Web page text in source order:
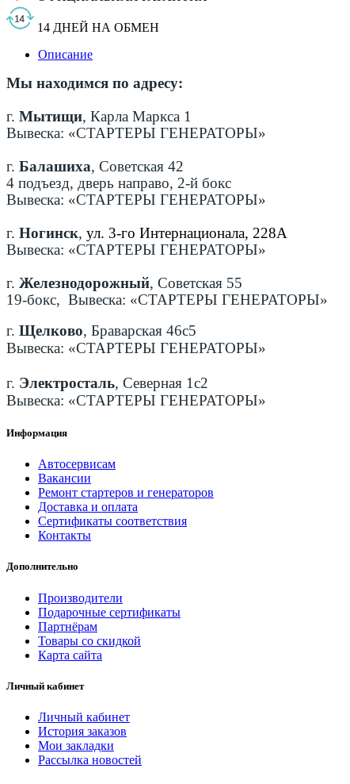
14 ДНЕЙ НА ОБМЕН
Описание
Мы находимся по адресу:
г. Мытищи, Карла Маркса 1
Вывеска: «СТАРТЕРЫ ГЕНЕРАТОРЫ»
г. Балашиха, Советская 42
4 подъезд, дверь направо, 2-й бокс
Вывеска: «СТАРТЕРЫ ГЕНЕРАТОРЫ»
г. Ногинск, ул. 3-го Интернационала, 228А
Вывеска: «СТАРТЕРЫ ГЕНЕРАТОРЫ»
г. Железнодорожный, Советская 55
19-бокс, Вывеска: «СТАРТЕРЫ ГЕНЕРАТОРЫ»
г. Щелково, Браварская 46с5
Вывеска: «СТАРТЕРЫ ГЕНЕРАТОРЫ»
г. Электросталь, Северная 1с2
Вывеска: «СТАРТЕРЫ ГЕНЕРАТОРЫ»
Информация
Автосервисам
Вакансии
Ремонт стартеров и генераторов
Доставка и оплата
Сертификаты соответствия
Контакты
Дополнительно
Производители
Подарочные сертификаты
Партнёрам
Товары со скидкой
Карта сайта
Личный кабинет
Личный кабинет
История заказов
Мои закладки
Рассылка новостей